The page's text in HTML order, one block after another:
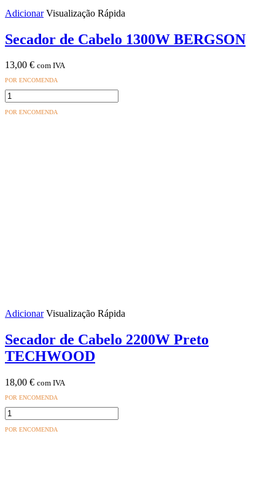
Adicionar Visualização Rápida
Secador de Cabelo 1300W BERGSON
13,00 € com IVA
POR ENCOMENDA
Quantidade
de
Secador
POR ENCOMENDA
Adicionar Visualização Rápida
Secador de Cabelo 2200W Preto
TECHWOOD
18,00 € com IVA
POR ENCOMENDA
Quantidade
de
Secador
POR ENCOMENDA